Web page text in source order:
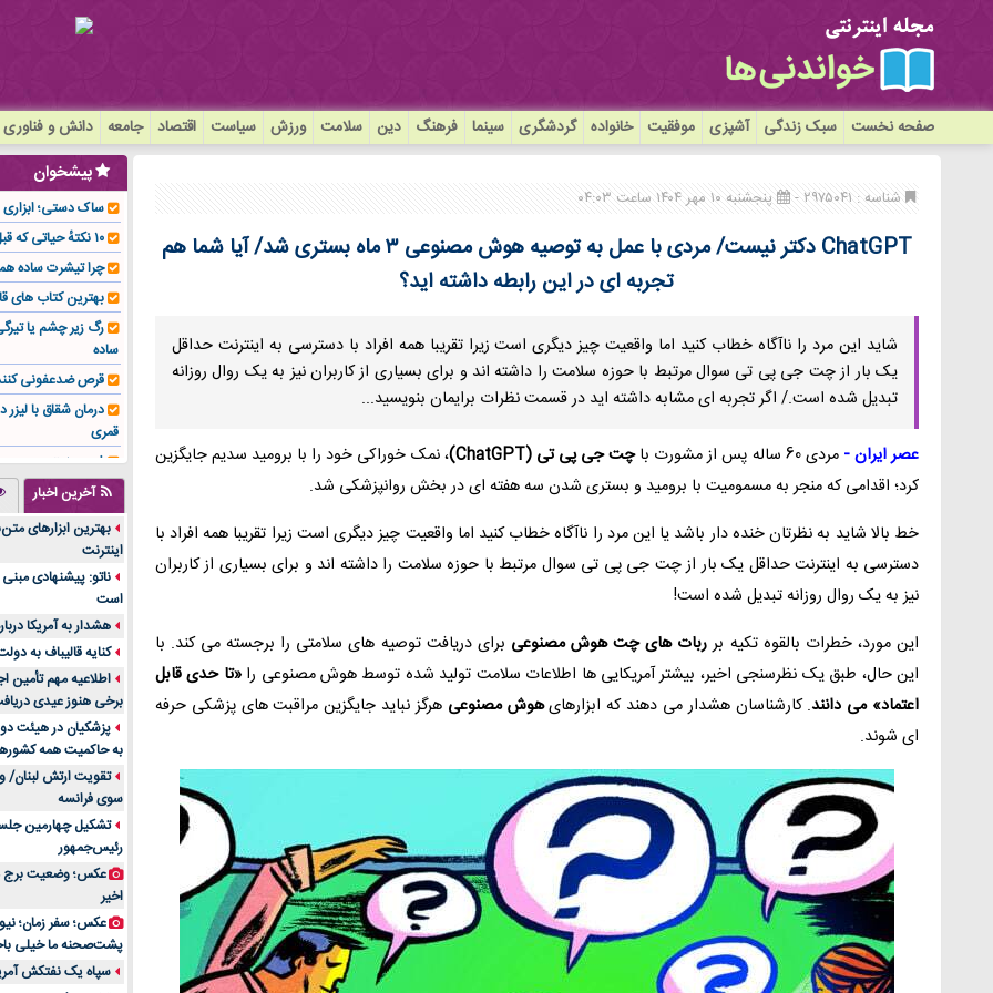
صفحه نخست سبک زندگی آشپزی موفقیت خانواده گردشگری سینما فرهنگ دین سلامت ورزش سیاست اقتصاد جامعه دانش و فناوری
شناسه : ۲۹۷۵۰۴۱ - پنجشنبه ۱۰ مهر ۱۴۰۴ ساعت ۰۴:۰۳
ChatGPT دکتر نیست/ مردی با عمل به توصیه هوش مصنوعی ۳ ماه بستری شد/ آیا شما هم
تجربه ای در این رابطه داشته اید؟
شاید این مرد را ناآگاه خطاب کنید اما واقعیت چیز دیگری است زیرا تقریبا همه افراد با دسترسی به اینترنت حداقل
یک بار از چت جی پی تی سوال مرتبط با حوزه سلامت را داشته اند و برای بسیاری از کاربران نیز به یک روال روزانه
تبدیل شده است./ اگر تجربه ای مشابه داشته اید در قسمت نظرات برایمان بنویسید...
عصر ایران- مردی 60 ساله پس از مشورت با چت جی پی تی (ChatGPT)
، نمک خوراکی خود را با برومید سدیم جایگزین
کرد؛ اقدامی که منجر به مسمومیت با برومید و بستری شدن سه هفته ای در بخش روانپزشکی شد.
خط بالا شاید به نظرتان خنده دار باشد یا این مرد را ناآگاه خطاب کنید اما واقعیت چیز دیگری است زیرا تقریبا همه افراد با
دسترسی به اینترنت حداقل یک بار از چت جی پی تی سوال مرتبط با حوزه سلامت را داشته اند و برای بسیاری از کاربران
نیز به یک روال روزانه تبدیل شده است!
این مورد، خطرات بالقوه تکیه برربات های چت هوش مصنوعی برای دریافت توصیه های سلامتی را برجسته می کند. با
این حال، طبق یک نظرسنجی اخیر، بیشتر آمریکایی ها اطلاعات سلامت تولید شده توسط هوش مصنوعی را«تا حدی قابل
اعتماد» می دانند. کارشناسان هشدار می دهند که ابزارهایهوش مصنوعی هرگز نباید جایگزین مراقبت های پزشکی حرفه
ای شوند.
پیشخوان
ساک دستی؛ ابزاری
۱۰ نکتهٔ حیاتی که قبل از کاشت ایمپلنت باید بدانید!
چرا تیشرت ساده
بهترین کتاب های
رگ زیر چشم یا
ساده
قرص ضدعفونی
درمان شقاق با لیزر
قمری
فوم صنعتی چیست و
تولیدکننده تهیه کرد؟
جنس هر کدام از
متریال برای شما
تولید لیوان
بازار ایران
درد زانو بعد از
انتخاب باشد
آینده موسیقی
بهترین راه
است؟
مقایسه قالب
خرید سمعک
تصمیم‌گیری
خرید و فروش
ایرانیان
اهمیت انتخاب
پرونده‌های حساس و
۷ تاثیرات کامپیوتر در حوزه علوم زندگی و کاربردی
لیفتراک صفر؛
آخرین اخبار
بهترین ابزارهای
اینترنت
ناتو: پیشنهادی
است
هشدار به آمریکا
کنایه قالیباف به
اطلاعیه مهم تأمین
برخی هنوز عیدی
پزشکیان در هیئت
به حاکمیت همه
تقویت ارتش لبنان/
سوی فرانسه
تشکیل چهارمین
رئیس‌جمهور
عکس؛ وضعیت برج
اخیر
پشت‌صحنه ما خیلی
سپاه یک نفتکش